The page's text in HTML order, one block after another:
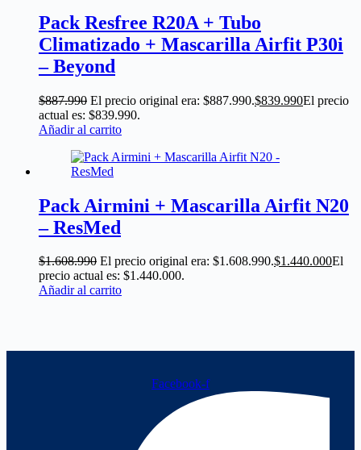
Pack Resfree R20A + Tubo
Climatizado + Mascarilla Airfit P30i
– Beyond
$887.990 El precio original era: $887.990.$839.990El precio
actual es: $839.990.
Añadir al carrito
Pack Airmini + Mascarilla Airfit N20
– ResMed
$1.608.990 El precio original era: $1.608.990.$1.440.000El
precio actual es: $1.440.000.
Añadir al carrito
Facebook-f